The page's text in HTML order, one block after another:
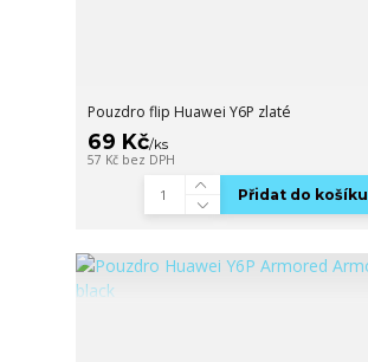
Pouzdro flip Huawei Y6P zlaté
69 Kč/ks
57 Kč bez DPH
Přidat do košíku